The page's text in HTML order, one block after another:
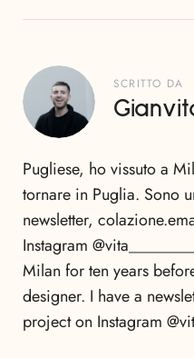
SCRITTO DA
Pugliese, ho vissuto a
tornare in Puglia. Sono
newsletter,
Instagram
Milan for ten years
designer. I have a
project on Instagram